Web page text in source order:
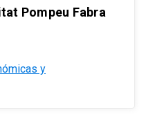
Pompeu Fabra
y